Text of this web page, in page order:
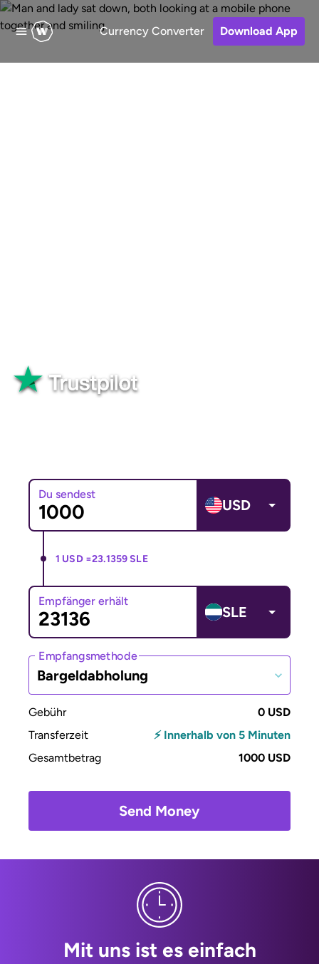
Currency Converter Download App
Du sendest
USD
1 USD =23.1359 SLE
Empfänger erhält
SLE
Empfangsmethode
Bargeldabholung
Gebühr
0 USD
Transferzeit
⚡ Innerhalb von 5 Minuten
Gesamtbetrag
1000 USD
Send Money
Mit uns ist es einfach